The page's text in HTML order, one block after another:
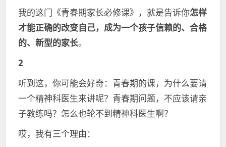
我的这门《青春期家长必修课》，就是告诉你怎样
才能正确的改变自己，成为一个孩子信赖的、合格
的、新型的家长。
2
听到这，你可能会好奇：青春期的课，为什么要请
一个精神科医生来讲呢？青春期问题，不应该请亲
子教练吗？怎么也轮不到精神科医生啊？
哎，我有三个理由：